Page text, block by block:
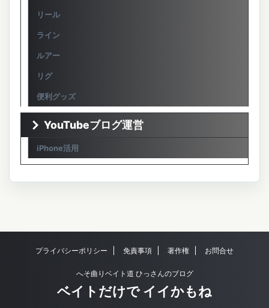
リール
ライン
ルアー
リグ
便利グッズ
YouTubeブログ運営
iPhone活用
プライバシーポリシー 免責事項 著作権 お問合せ
へそ曲りベイト道 ひっさんのブログ
ベイトだけで イイかもね